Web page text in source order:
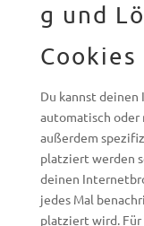
g und
Cookies
Du kannst
automatisch oder
außerdem
platziert werden
deinen
jedes Mal
platziert wird.